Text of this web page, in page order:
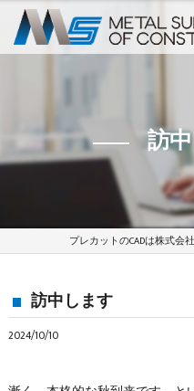
訪
プレカットのCADは株式会
訪中します
2024/10/10